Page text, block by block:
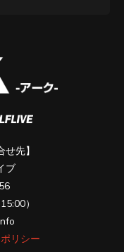
先】
ブ
）
リシー